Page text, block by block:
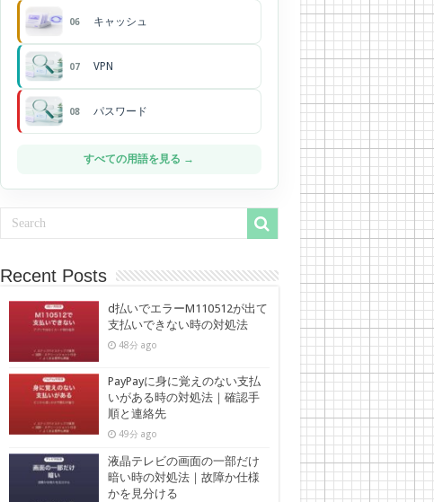
06 キャッシュ
07 VPN
08 パスワード
すべての用語を見る →
Recent Posts
d払いでエラーM110512が出て
支払いできない時の対処法
48分 ago
PayPayに身に覚えのない支払
いがある時の対処法｜確認手
順と連絡先
49分 ago
液晶テレビの画面の一部だけ
暗い時の対処法｜故障か仕様
かを見分ける